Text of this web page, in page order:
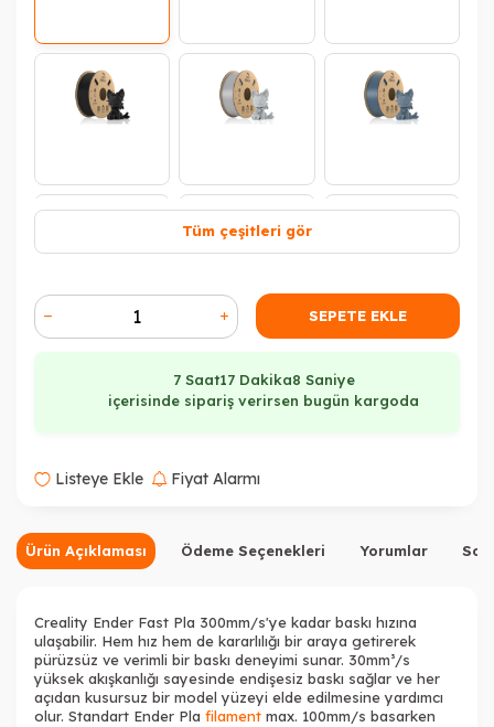
Tükendi
Tüm çeşitleri gör
SEPETE EKLE
7 Saat17 Dakika7 Saniye
içerisinde sipariş verirsen bugün kargoda
Listeye Ekle Fiyat Alarmı
Ürün Açıklaması Ödeme Seçenekleri Yorumlar
Creality Ender Fast Pla 300mm/s'ye kadar baskı hızına
ulaşabilir. Hem hız hem de kararlılığı bir araya getirerek
pürüzsüz ve verimli bir baskı deneyimi sunar. 30mm³/s
yüksek akışkanlığı sayesinde endişesiz baskı sağlar ve her
açıdan kusursuz bir model yüzeyi elde edilmesine yardımcı
olur. Standart Ender Pla filament max. 100mm/s basarken